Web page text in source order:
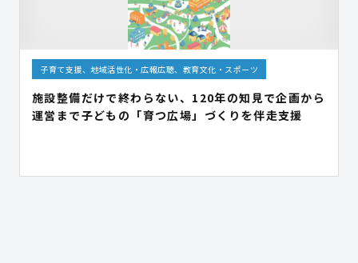
子育て支援、地域活性化・広報広聴、教育文化・スポーツ
施設整備だけで終わらない、120年の知見で企画から
運営まで子どもの「育つ広場」づくりを伴走支援